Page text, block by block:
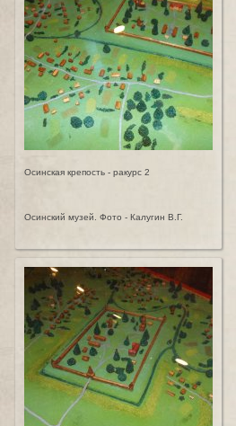
Осинская крепость - ракурс 2
Осинский музей. Фото - Калугин В.Г.